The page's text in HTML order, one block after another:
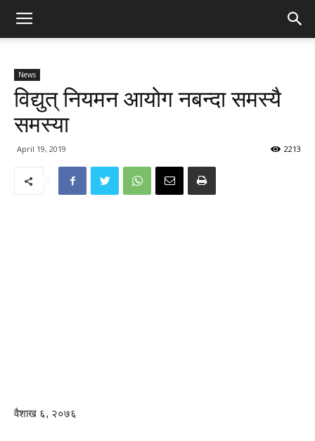
News
विद्युत् नियमन आयोग नबन्दा समस्यै
समस्या
April 19, 2019 2213
वैशाख ६, २०७६